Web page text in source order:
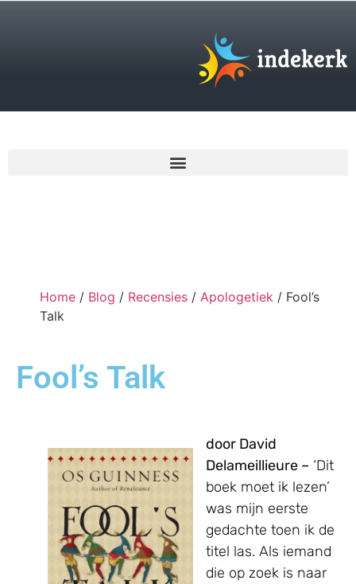
Home / Blog / Recensies / Apologetiek / Fool’s
Talk
Fool’s Talk
door David
Delameillieure – ‘Dit
boek moet ik lezen’
was mijn eerste
gedachte toen ik de
titel las. Als iemand
die op zoek is naar